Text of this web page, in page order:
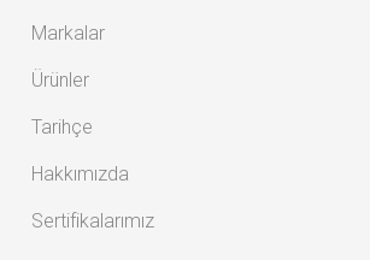
Markalar
Ürünler
Tarihçe
Hakkımızda
Sertifikalarımız